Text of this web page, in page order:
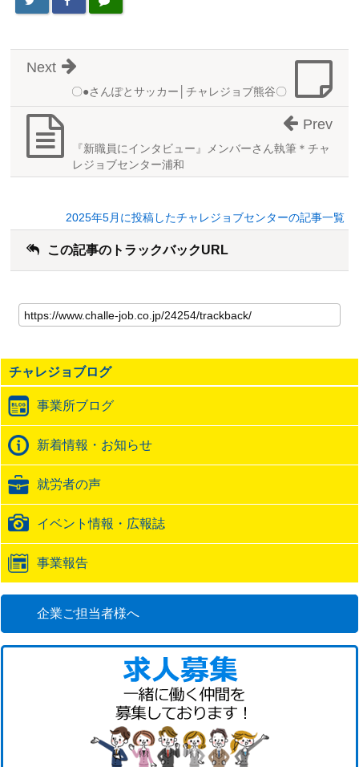
〇●さんぽとサッカー│チャレジョブ熊谷〇
Next
『新職員にインタビュー』メンバーさん執筆＊チャ
レジョブセンター浦和
Prev
2025年5月に投稿したチャレジョブセンターの記事一覧
この記事のトラックバックURL
の
記
の
ト
ッ
ク
バ
ッ
URL
チャレジョブログ
事業所ブログ
新着情報・お知らせ
就労者の声
イベント情報・広報誌
事業報告
企業ご担当者様へ